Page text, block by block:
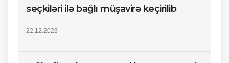
seçkiləri ilə bağlı müşavirə keçirilib
22.12.2023